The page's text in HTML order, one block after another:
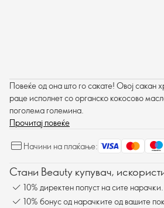
Повеќе од она што го сакате! Овој сакан
раце исполнет со органско кокосово
поголема големина.
Прочитај повеќе
Начини на плаќање:
Стани Beauty купувач,
10% директен попуст на сите нарачки.
10% бонус од нарачките од вашите